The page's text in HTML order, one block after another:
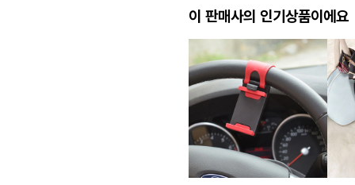
이 판매사의 인기상품이에요